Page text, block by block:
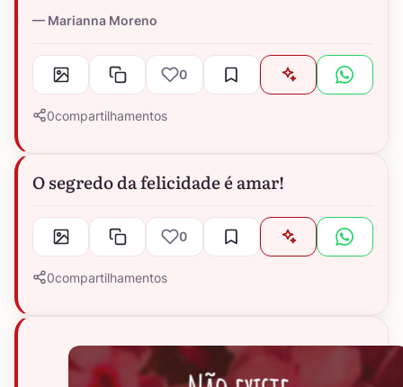
Marianna Moreno
0
0compartilhamentos
O segredo da felicidade é amar!
0
0compartilhamentos